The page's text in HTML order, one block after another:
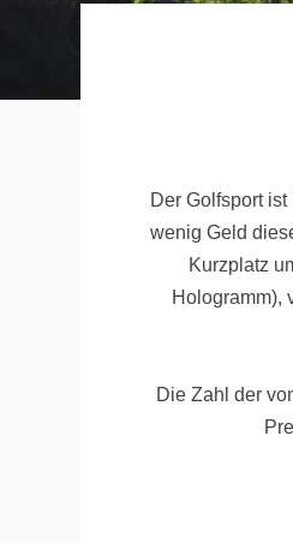
Der Golfsport
wenig Geld
Kurzplatz
Hologramm),
Die Zahl der